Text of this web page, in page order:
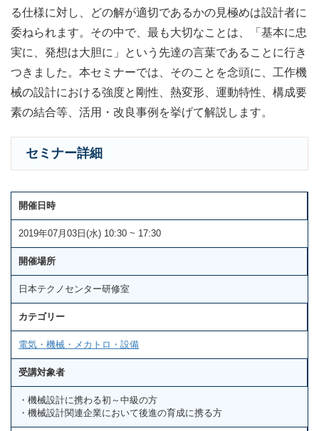
る仕様に対し、どの解が適切であるかの見極めは設計者に
委ねられます。その中で、最も大切なことは、「基本に忠
実に、発想は大胆に」という先達の言葉であることに行き
つきました。本セミナーでは、そのことを念頭に、工作機
械の設計における強度と剛性、熱変形、運動特性、構成要
素の結合等、活用・改良事例を挙げて解説します。
セミナー詳細
開催日時
2019年07月03日(水) 10:30 ~ 17:30
開催場所
日本テクノセンター研修室
カテゴリー
電気・機械・メカトロ・設備
受講対象者
・機械設計に携わる初～中級の方
・機械設計関連企業において後進の育成に携る方